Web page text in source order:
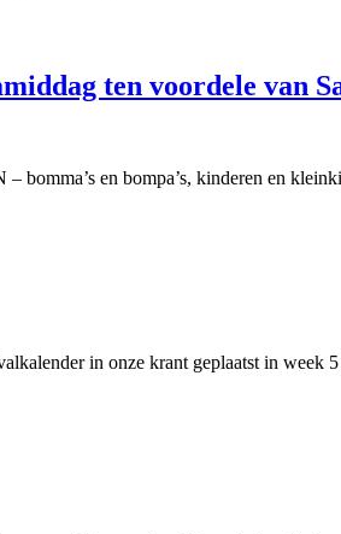
ten voordele van
en bompa’s, kinderen en
in onze krant geplaatst in week